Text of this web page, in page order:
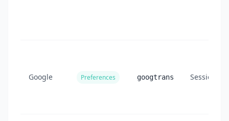
Google Preferences googtrans Session